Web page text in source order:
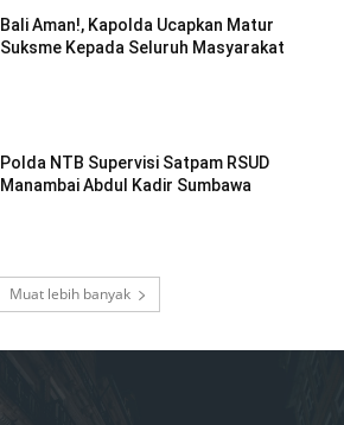
Bali Aman!, Kapolda Ucapkan Matur
Suksme Kepada Seluruh Masyarakat
Polda NTB Supervisi Satpam RSUD
Manambai Abdul Kadir Sumbawa
Muat lebih banyak